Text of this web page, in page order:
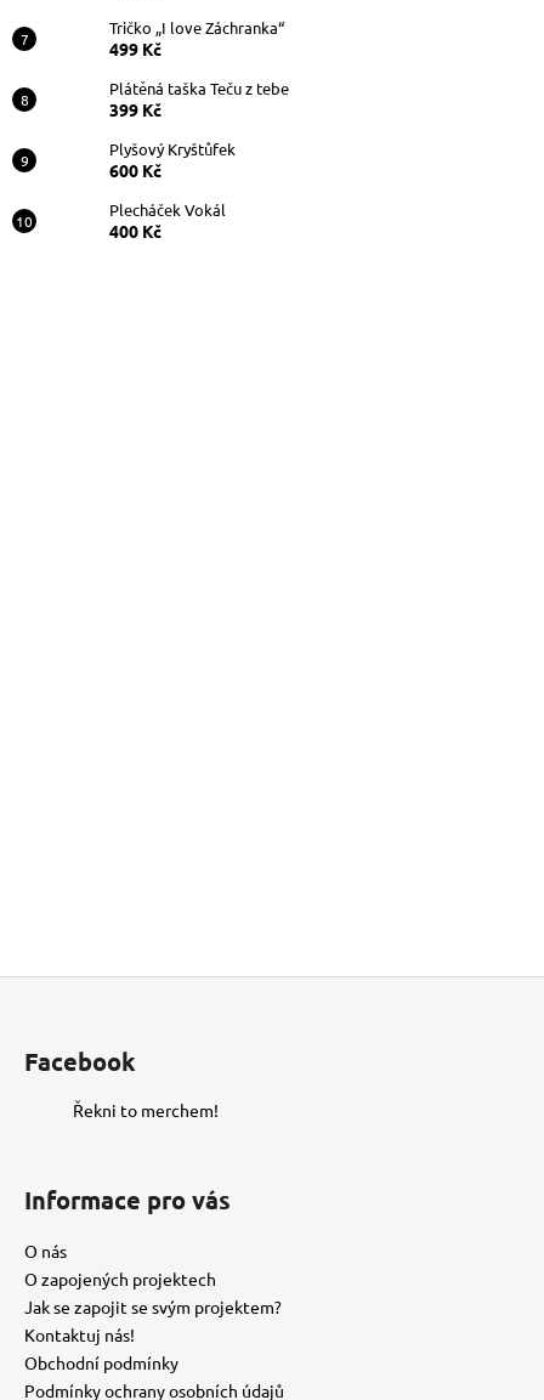
Tričko „I love Záchranka“
499 Kč
Plátěná taška Teču z tebe
399 Kč
Plyšový Kryštůfek
600 Kč
Plecháček Vokál
400 Kč
Facebook
Řekni to merchem!
Informace pro vás
O nás
O zapojených projektech
Jak se zapojit se svým projektem?
Kontaktuj nás!
Obchodní podmínky
Podmínky ochrany osobních údajů